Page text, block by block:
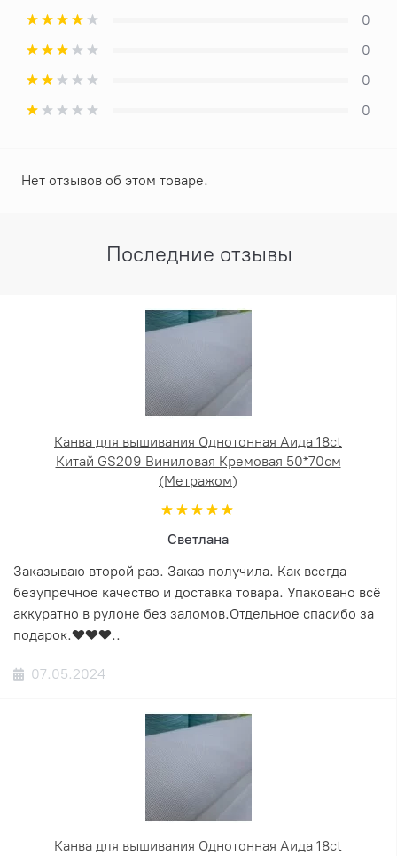
0
0
0
0
Нет отзывов об этом товаре.
Последние отзывы
Канва для вышивания Однотонная Аида 18ct
Китай GS209 Виниловая Кремовая 50*70см
(Метражом)
Светлана
Заказываю второй раз. Заказ получила. Как всегда
безупречное качество и доставка товара. Упаковано всё
аккуратно в рулоне без заломов.Отдельное спасибо за
подарок.❤️❤️❤️..
07.05.2024
Канва для вышивания Однотонная Аида 18ct